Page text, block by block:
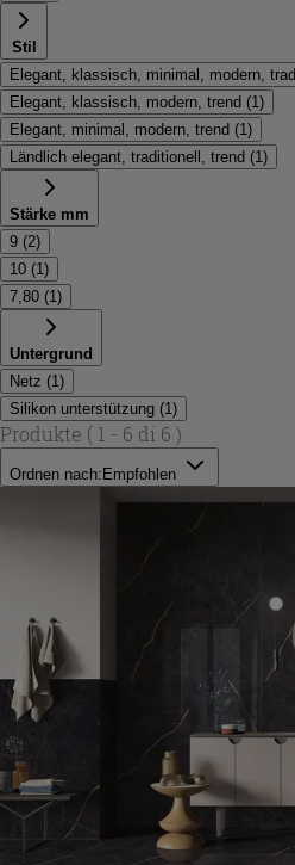
Stil
Elegant, klassisch, minimal, modern,
Elegant, klassisch, modern, trend (1 )
Elegant, minimal, modern, trend (1 )
Ländlich elegant, traditionell, trend (1 )
Stärke mm
9 (2)
10 (1 )
7,80 (1 )
Untergrund
Netz (1 )
Silikon unterstützung (1 )
Produkte ( 1 - 6 di 6 )
Ordnen nach: Empfohlen